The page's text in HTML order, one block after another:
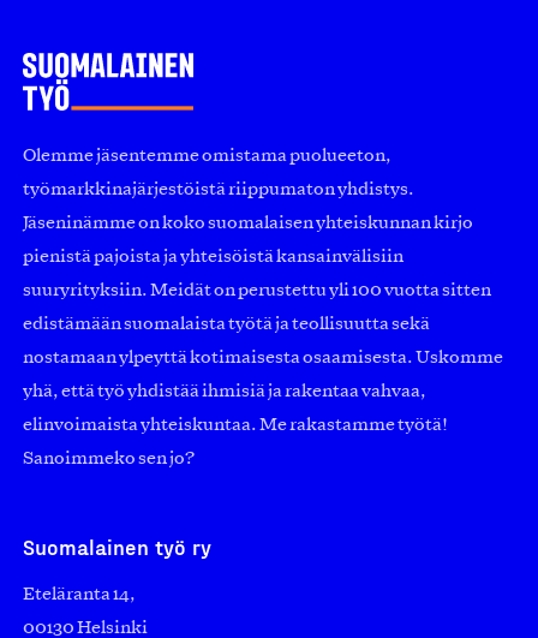
Olemme jäsentemme omistama puolueeton,
työmarkkinajärjestöistä riippumaton yhdistys.
Jäseninämme on koko suomalaisen yhteiskunnan kirjo
pienistä pajoista ja yhteisöistä kansainvälisiin
suuryrityksiin. Meidät on perustettu yli 100 vuotta sitten
edistämään suomalaista työtä ja teollisuutta sekä
nostamaan ylpeyttä kotimaisesta osaamisesta. Uskomme
yhä, että työ yhdistää ihmisiä ja rakentaa vahvaa,
elinvoimaista yhteiskuntaa. Me rakastamme työtä!
Sanoimmeko sen jo?
Suomalainen työ ry
Eteläranta 14,
00130 Helsinki